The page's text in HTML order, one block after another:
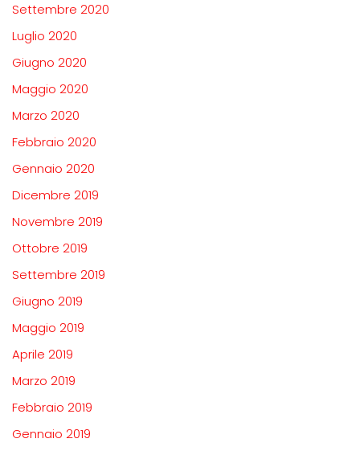
Settembre 2020
Luglio 2020
Giugno 2020
Maggio 2020
Marzo 2020
Febbraio 2020
Gennaio 2020
Dicembre 2019
Novembre 2019
Ottobre 2019
Settembre 2019
Giugno 2019
Maggio 2019
Aprile 2019
Marzo 2019
Febbraio 2019
Gennaio 2019